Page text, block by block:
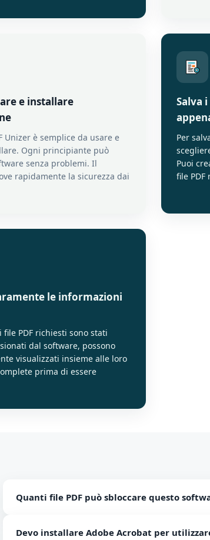
e installare
Unizer è semplice da usare e
Ogni principiante può
senza problemi. Il
rapidamente la sicurezza dai
Salva
Per
Puoi
file PDF
le informazioni
file PDF richiesti sono stati
dal software, possono
visualizzati insieme alle loro
prima di essere
Quanti file PDF può sbloccare questo
Devo installare Adobe Acrobat per